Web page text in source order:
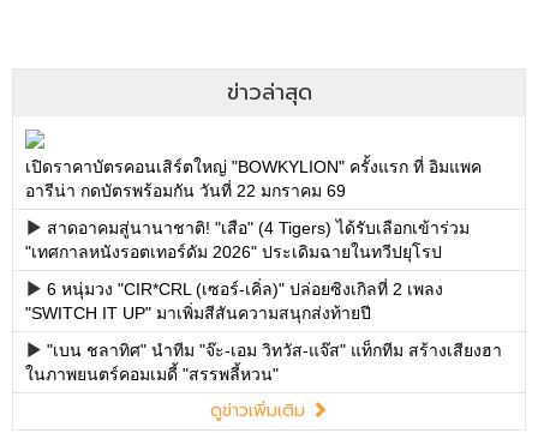
ข่าวล่าสุด
เปิดราคาบัตรคอนเสิร์ตใหญ่ "BOWKYLION" ครั้งแรก ที่ อิมแพค
อารีน่า กดบัตรพร้อมกัน วันที่ 22 มกราคม 69
สาดอาคมสู่นานาชาติ! "เสือ" (4 Tigers) ได้รับเลือกเข้าร่วม
"เทศกาลหนังรอตเทอร์ดัม 2026" ประเดิมฉายในทวีปยุโรป
6 หนุ่มวง "CIR*CRL (เซอร์-เคิ่ล)" ปล่อยซิงเกิลที่ 2 เพลง
"SWITCH IT UP" มาเพิ่มสีสันความสนุกส่งท้ายปี
"เบน ชลาทิศ" นำทีม "จ๊ะ-เอม วิทวัส-แจ๊ส" แท็กทีม สร้างเสียงฮา
ในภาพยนตร์คอมเมดี้ "สรรพลี้หวน"
ดูข่าวเพิ่มเติม